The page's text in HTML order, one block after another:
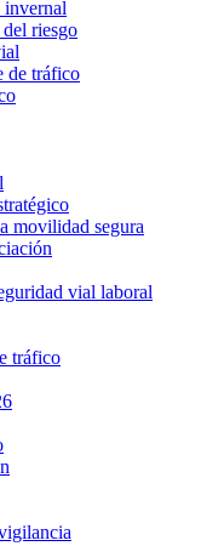
riesgo
de tráfico
movilidad segura
vial laboral
tráfico